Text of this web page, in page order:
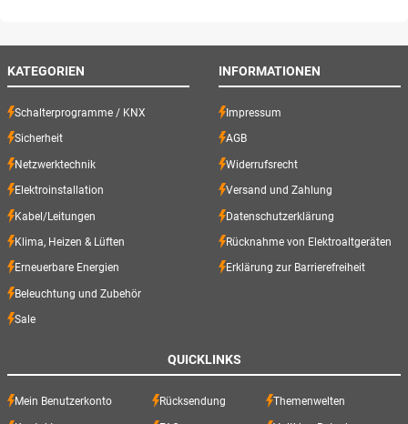
KATEGORIEN
Schalterprogramme / KNX
Sicherheit
Netzwerktechnik
Elektroinstallation
Kabel/Leitungen
Klima, Heizen & Lüften
Erneuerbare Energien
Beleuchtung und Zubehör
Sale
INFORMATIONEN
Impressum
AGB
Widerrufsrecht
Versand und Zahlung
Datenschutzerklärung
Rücknahme von Elektroaltgeräten
Erklärung zur Barrierefreiheit
QUICKLINKS
Mein Benutzerkonto Rücksendung Themenwelten